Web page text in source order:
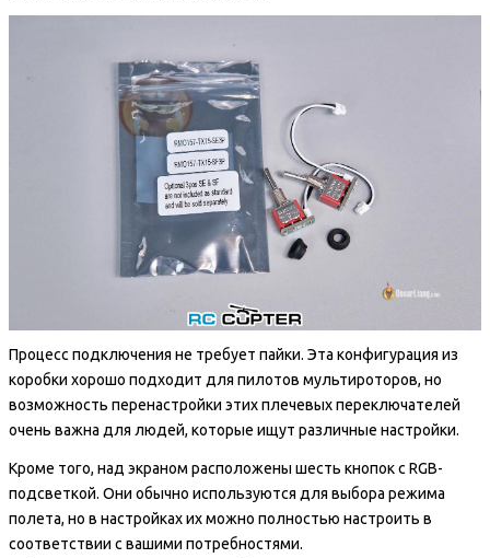
Процесс подключения не требует пайки. Эта конфигурация из
коробки хорошо подходит для пилотов мультироторов, но
возможность перенастройки этих плечевых переключателей
очень важна для людей, которые ищут различные настройки.
Кроме того, над экраном расположены шесть кнопок с RGB-
подсветкой. Они обычно используются для выбора режима
полета, но в настройках их можно полностью настроить в
соответствии с вашими потребностями.